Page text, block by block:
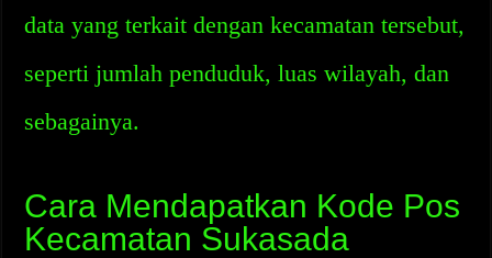
data yang terkait dengan kecamatan tersebut,
seperti jumlah penduduk, luas wilayah, dan
sebagainya.
Cara Mendapatkan Kode Pos
Kecamatan Sukasada